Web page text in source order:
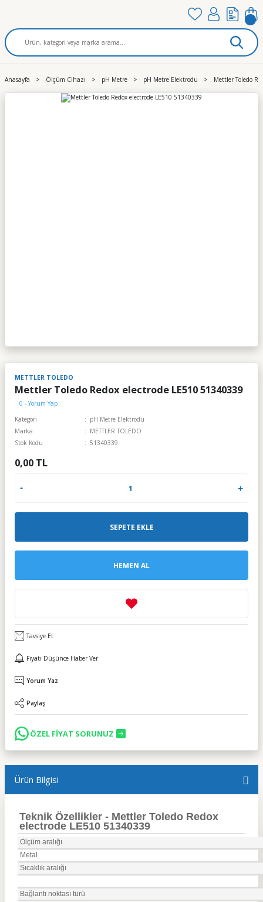
Anasayfa Ölçüm Cihazı pH Metre pH Metre Elektrodu Mettler Toledo
METTLER TOLEDO
Mettler Toledo Redox electrode LE510 51340339
0 - Yorum Yap
Kategori
pH Metre Elektrodu
Marka
METTLER TOLEDO
Stok Kodu
51340339
0,00 TL
SEPETE EKLE
HEMEN AL
Tavsiye Et
Fiyatı Düşünce Haber Ver
Yorum Yaz
Paylaş
ÖZEL FİYAT SORUNUZ
Ürün Bilgisi
Teknik Özellikler - Mettler Toledo Redox
electrode LE510 51340339
Ölçüm aralığı
Metal
Sıcaklık aralığı
Bağlantı noktası türü